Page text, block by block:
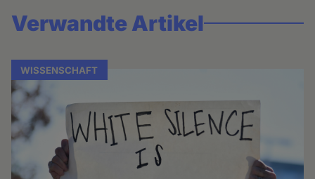
Verwandte Artikel
WISSENSCHAFT